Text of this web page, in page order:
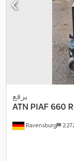
Ravensburg
يرفع
ATN PIAF 660